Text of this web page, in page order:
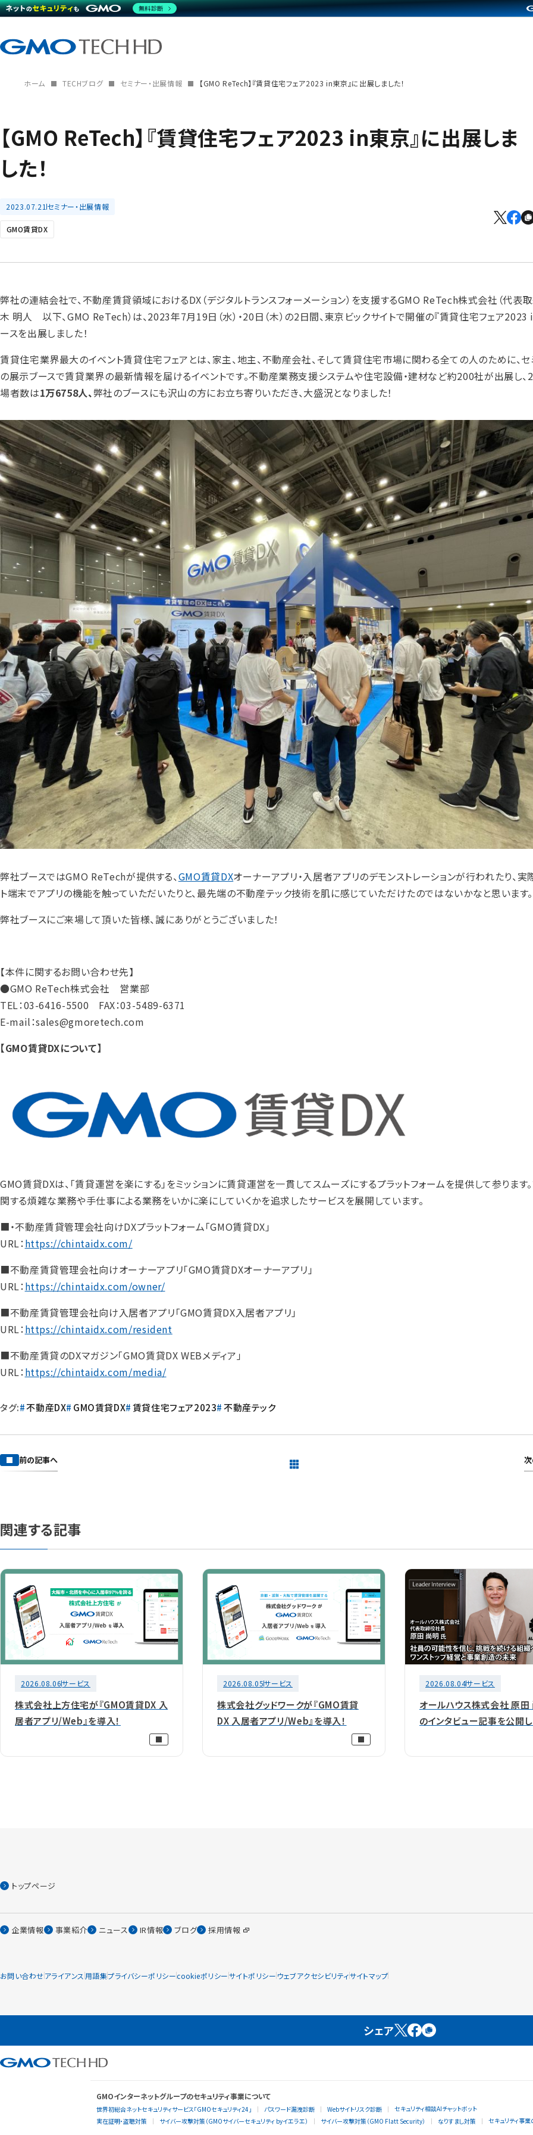
ホーム TECHブログ セミナー・出展情報 【GMO ReTech】『賃貸住宅フェア2023 in東京』に出展しました！
【GMO ReTech】『賃貸住宅フェア2023 in東京』に出展しま
した！
2023.07.21セミナー・出展情報
GMO賃貸DX
弊社の連結会社で、不動産賃貸領域におけるDX（デジタルトランスフォーメーション）を支援するGMO ReTech株式会社（代表
木 明人 以下、GMO ReTech）は、2023年7月19日（水）・20日（木）の2日間、東京ビックサイトで開催の『賃貸住宅フェア2023
ースを出展しました！
賃貸住宅業界最大のイベント賃貸住宅フェアとは、家主、地主、不動産会社、そして賃貸住宅市場に関わる全ての人のために、
の展示ブースで賃貸業界の最新情報を届けるイベントです。不動産業務支援システムや住宅設備・建材など約200社が出展し
場者数は1万6758人、弊社のブースにも沢山の方にお立ち寄りいただき、大盛況となりました！
弊社ブースではGMO ReTechが提供する、GMO賃貸DXオーナーアプリ・入居者アプリのデモンストレーションが行われたり、実
ト端末でアプリの機能を触っていただいたりと、最先端の不動産テック技術を肌に感じていただけたのではないかなと思います。
弊社ブースにご来場して頂いた皆様、誠にありがとうございました！
【本件に関するお問い合わせ先】
●GMO ReTech株式会社 営業部
TEL：03-6416-5500 FAX：03-5489-6371
E-mail：sales@gmoretech.com
【GMO賃貸DXについて】
GMO賃貸DXは、「賃貸運営を楽にする」をミッションに賃貸運営を一貫してスムーズにするプラットフォームを提供して参ります
関する煩雑な業務や手仕事による業務をいかに楽にしていくかを追求したサービスを展開しています。
■・不動産賃貸管理会社向けDXプラットフォーム「GMO賃貸DX」
URL： https://chintaidx.com/
■不動産賃貸管理会社向けオーナーアプリ「GMO賃貸DXオーナーアプリ」
URL： https://chintaidx.com/owner/
■不動産賃貸管理会社向け入居者アプリ「GMO賃貸DX入居者アプリ」
URL： https://chintaidx.com/resident
■不動産賃貸のDXマガジン「GMO賃貸DX WEBメディア」
URL： https://chintaidx.com/media/
タグ: 不動産DX GMO賃貸DX 賃貸住宅フェア2023 不動産テック
前の記事へ
関連する記事
2026.08.06サービス
株式会社上方住宅が『GMO賃貸DX 入
居者アプリ/Web』を導入！
2026.08.05サービス
株式会社グッドワークが『GMO賃貸
DX 入居者アプリ/Web』を導入！
2026.08.04サービス
オールハウス株式会社 原
のインタビュー記事を公開し
トップページ
企業情報 事業紹介 ニュース IR情報 ブログ 採用情報
お問い合わせアライアンス 用語集プライバシーポリシーcookieポリシーサイトポリシー ウェブアクセシビリティサイトマップ
シェア
GMOインターネットグループのセキュリティ事業について
世界初総合ネットセキュリティサービス「GMOセキュリティ24」 パスワード漏洩診断 Webサイトリスク診断
セキュリティ相談AIチャットボット
実在証明・盗聴対策
サイバー攻撃対策（GMOサイバーセキュリティ byイエラエ） サイバー攻撃対策（GMO Flatt Security） なりすまし対策 セキュリティ事
無料診断